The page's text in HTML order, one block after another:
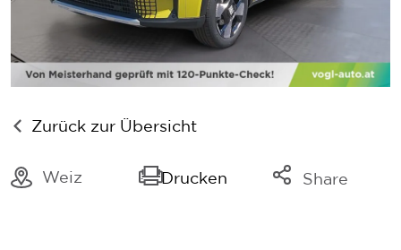
Zurück zur Übersicht
Weiz Drucken Share